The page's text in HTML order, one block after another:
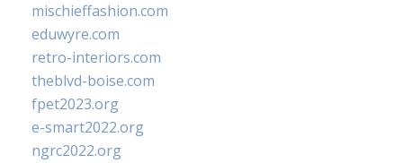
mischieffashion.com
eduwyre.com
retro-interiors.com
theblvd-boise.com
fpet2023.org
e-smart2022.org
ngrc2022.org